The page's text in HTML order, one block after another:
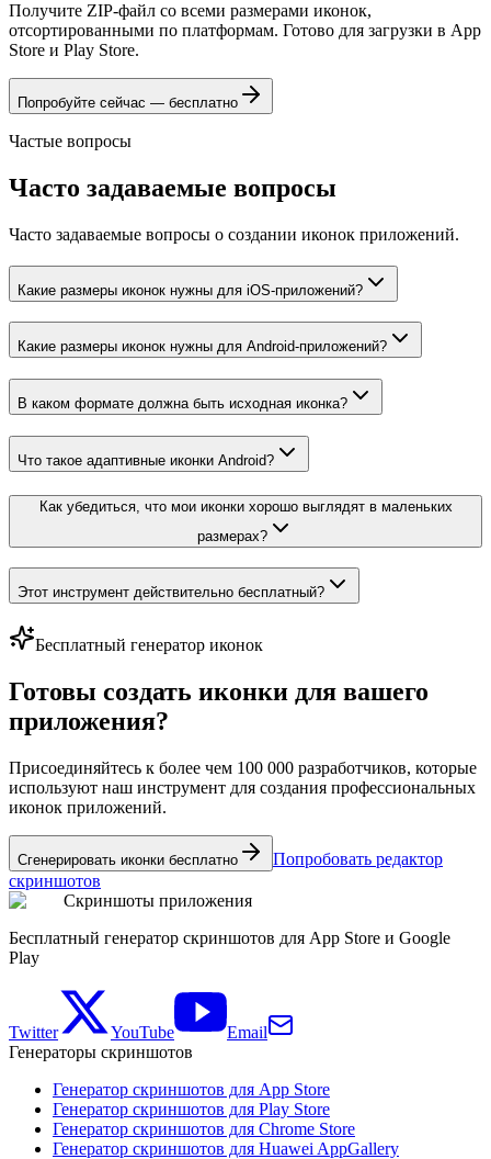
Получите ZIP-файл со всеми размерами иконок,
отсортированными по платформам. Готово для загрузки в App
Store и Play Store.
Попробуйте сейчас — бесплатно
Частые вопросы
Часто задаваемые вопросы
Часто задаваемые вопросы о создании иконок приложений.
Какие размеры иконок нужны для iOS-приложений?
Какие размеры иконок нужны для Android-приложений?
В каком формате должна быть исходная иконка?
Что такое адаптивные иконки Android?
Как убедиться, что мои иконки хорошо выглядят в маленьких
размерах?
Этот инструмент действительно бесплатный?
Бесплатный генератор иконок
Готовы создать иконки для вашего
приложения?
Присоединяйтесь к более чем 100 000 разработчиков, которые
используют наш инструмент для создания профессиональных
иконок приложений.
Сгенерировать иконки бесплатно
Попробовать редактор
скриншотов
Скриншоты приложения
Бесплатный генератор скриншотов для App Store и Google
Play
Twitter YouTube
Email
Генераторы скриншотов
Генератор скриншотов для App Store
Генератор скриншотов для Play Store
Генератор скриншотов для Chrome Store
Генератор скриншотов для Huawei AppGallery